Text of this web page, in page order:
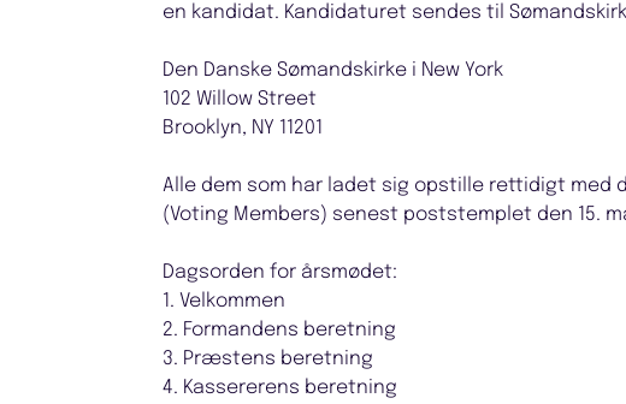
en kandidat. Kandidaturet sendes til
Den Danske Sømandskirke i New York
102 Willow Street
Brooklyn, NY 11201
Alle dem som har ladet sig opstille rettidigt med
(Voting Members) senest poststemplet den 15.
Dagsorden for årsmødet:
1. Velkommen
2. Formandens beretning
3. Præstens beretning
4. Kassererens beretning